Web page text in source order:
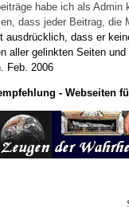
habe ich als
dass jeder Beitrag,
ausdrücklich, dass er
aller gelinkten Seiten
Feb. 2006
- Webseiten